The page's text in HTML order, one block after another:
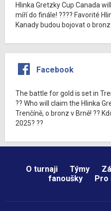
Hlinka Gretzky Cup Canada
míří do finále! ???? Favorité
Kanady budou bojovat o
Facebook
The battle for gold is set in
?? Who will claim the Hlinka
Trenčíně, o bronz v Brně! ??
2025? ??
O turnaji Týmy
fanoušky
Pro